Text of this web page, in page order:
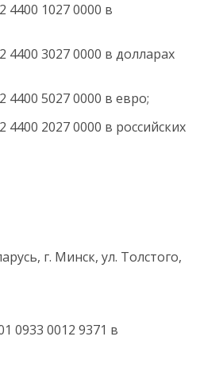
4400 1027 0000 в
4400 3027 0000 в долларах
4400 5027 0000 в евро;
4400 2027 0000 в российских
г. Минск, ул. Толстого,
0933 0012 9371 в